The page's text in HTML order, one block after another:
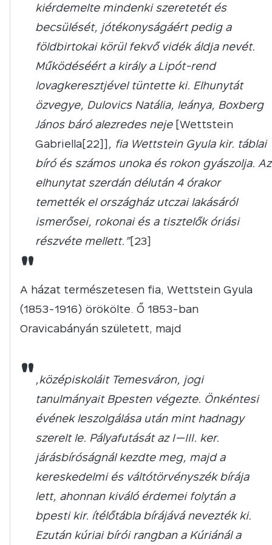
kiérdemelte mindenki szeretetét és
becsülését, jótékonyságáért pedig a
földbirtokai körül fekvő vidék áldja nevét.
Működéséért a király a Lipót-rend
lovagkeresztjével tüntette ki. Elhunytát
özvegye, Dulovics Natália, leánya, Boxberg
János báró alezredes neje [Wettstein
Gabriella[22]] , fia Wettstein Gyula kir. táblai
bíró és számos unoka és rokon gyászolja. Az
elhunytat szerdán délután 4 órakor
temették el országház utczai lakásáról
ismerősei, rokonai és a tisztelők óriási
részvéte mellett.”[23]
"
A házat természetesen fia, Wettstein Gyula
(1853-1916) örökölte. Ő 1853-ban
Oravicabányán született, majd
" „középiskoláit Temesváron, jogi
tanulmányait Bpesten végezte. Önkéntesi
évének leszolgálása után mint hadnagy
szerelt le. Pályafutását az I—III. ker.
járásbíróságnál kezdte meg, majd a
kereskedelmi és váltótörvényszék bírája
lett, ahonnan kiváló érdemei folytán a
bpesti kir. ítélőtábla bírájává nevezték ki.
Ezután kúriai bírói rangban a Kúriánál a